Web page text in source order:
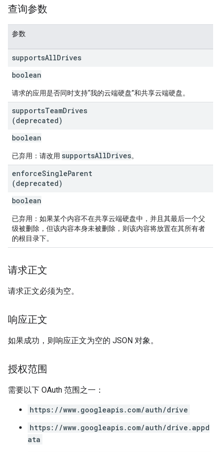
查询参数
参数
supportsAllDrives
boolean
请求的应用是否同时支持“我的云端硬盘”和共享云端硬盘。
supportsTeamDrives
(deprecated)
boolean
已弃用：请改用 supportsAllDrives。
enforceSingleParent
(deprecated)
boolean
已弃用：如果某个内容不在共享云端硬盘中，并且其最后一个父
级被删除，但该内容本身未被删除，则该内容将放置在其所有者
的根目录下。
请求正文
请求正文必须为空。
响应正文
如果成功，则响应正文为空的 JSON 对象。
授权范围
需要以下 OAuth 范围之一：
https://www.googleapis.com/auth/drive
https://www.googleapis.com/auth/drive.appd
ata